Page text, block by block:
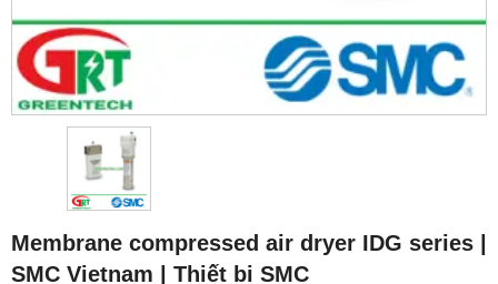
Membrane compressed air dryer IDG series |
SMC Vietnam | Thiết bị SMC